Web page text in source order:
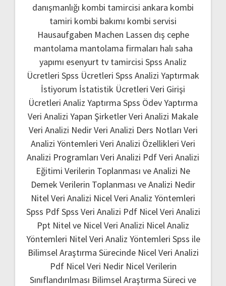
danışmanlığı kombi tamircisi ankara kombi
tamiri kombi bakımı kombi servisi
Hausaufgaben Machen Lassen dış cephe
mantolama mantolama firmaları halı saha
yapımı esenyurt tv tamircisi Spss Analiz
Ücretleri Spss Ücretleri Spss Analizi Yaptırmak
İstiyorum İstatistik Ücretleri Veri Girişi
Ücretleri Analiz Yaptırma Spss Ödev Yaptırma
Veri Analizi Yapan ŞirketlerVeri Analizi Makale
Veri Analizi NedirVeri Analizi Ders Notları Veri
Analizi Yöntemleri Veri Analizi Özellikleri Veri
Analizi Programları Veri Analizi PdfVeri Analizi
Eğitimi Verilerin Toplanması ve Analizi Ne
Demek Verilerin Toplanması ve Analizi Nedir
Nitel Veri Analizi Nicel Veri Analiz Yöntemleri
Spss PdfSpss Veri Analizi Pdf Nicel Veri Analizi
Ppt Nitel ve Nicel Veri Analizi Nicel Analiz
Yöntemleri Nitel Veri Analiz Yöntemleri Spss ile
Bilimsel Araştırma Sürecinde Nicel Veri Analizi
Pdf Nicel Veri Nedir Nicel Verilerin
Sınıflandırılması Bilimsel Araştırma Süreci ve